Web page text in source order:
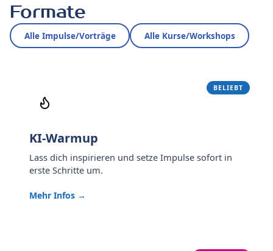
Formate
Alle Impulse/Vorträge Alle Kurse/Workshops
BELIEBT
KI-Warmup
Lass dich inspirieren und setze Impulse sofort in
erste Schritte um.
Mehr Infos →